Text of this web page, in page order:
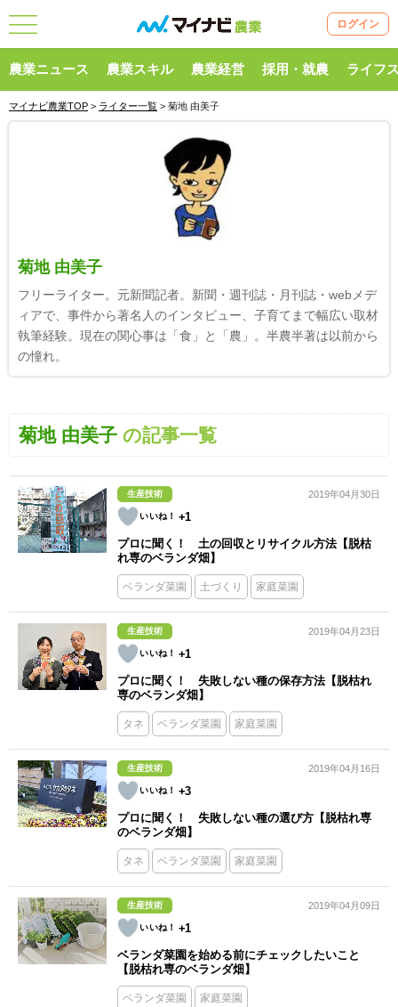
ログイン
農業ニュース 農業スキル 農業経営 採用・就農 ライフ
マイナビ農業TOP > ライター一覧 > 菊地 由美子
菊地 由美子
フリーライター。元新聞記者。新聞・週刊誌・月刊誌・webメデ
ィアで、事件から著名人のインタビュー、子育てまで幅広い取材
執筆経験。現在の関心事は「食」と「農」。半農半著は以前から
の憧れ。
菊地 由美子 の記事一覧
生産技術
+1
2019年04月30日
プロに聞く！ 土の回収とリサイクル方法【脱枯
れ専のベランダ畑】
ベランダ菜園 土づくり 家庭菜園
生産技術
+1
2019年04月23日
プロに聞く！ 失敗しない種の保存方法【脱枯れ
専のベランダ畑】
タネ ベランダ菜園 家庭菜園
生産技術
+3
2019年04月16日
プロに聞く！ 失敗しない種の選び方【脱枯れ専
のベランダ畑】
タネ ベランダ菜園 家庭菜園
生産技術
+1
2019年04月09日
ベランダ菜園を始める前にチェックしたいこと
【脱枯れ専のベランダ畑】
ベランダ菜園 家庭菜園